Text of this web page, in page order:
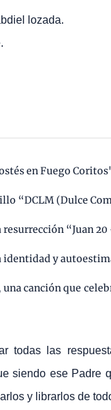
lozada.
en Fuego
“DCLM (Dulce
“Juan 20
y
canción que
todas las
siendo ese Padre
y librarlos de